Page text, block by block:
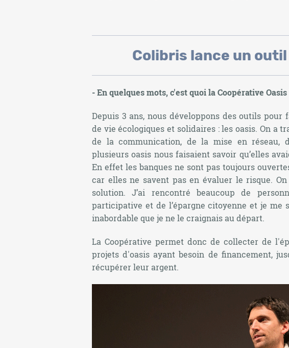
Colibris lance un
- En quelques mots, c'est quoi la Coopérative Oasis
Depuis 3 ans, nous développons des outils pour
de vie écologiques et solidaires : les oasis. On a
de la communication, de la mise en réseau,
plusieurs oasis nous faisaient savoir qu’elles
En effet les banques ne sont pas toujours
car elles ne savent pas en évaluer le risque.
solution. J’ai rencontré beaucoup de
participative et de l’épargne citoyenne et je me
inabordable que je ne le craignais au départ.
La Coopérative permet donc de collecter de
projets d'oasis ayant besoin de financement,
récupérer leur argent.